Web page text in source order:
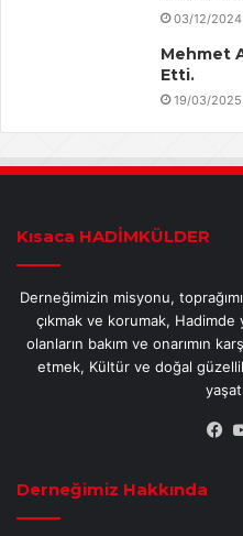
03/12/2024
Mehmet
Etti.
19/03/2025
Kısaca HADİMKÜLDER
Derneğimizin misyonu,
çıkmak ve korumak,
olanların bakım ve onarımın
etmek, Kültür ve doğal
Derneğimiz Hakkında